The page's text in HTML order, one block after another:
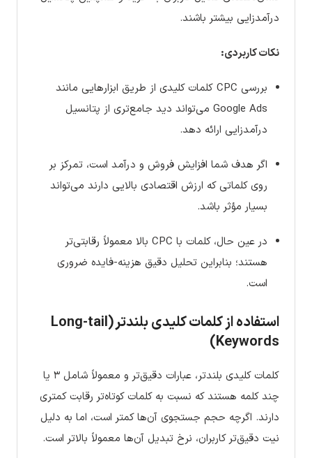
درآمدزایی بیشتر باشند.
نکات کاربردی:
بررسی CPC کلمات کلیدی از طریق ابزارهایی مانند
Google Ads می‌تواند دید جامع‌تری از پتانسیل
درآمدزایی ارائه دهد.
اگر هدف شما افزایش فروش و درآمد است، تمرکز بر
روی کلماتی که ارزش اقتصادی بالایی دارند می‌تواند
بسیار مؤثر باشد.
در عین حال، کلمات با CPC بالا معمولاً رقابتی‌تر
هستند؛ بنابراین تحلیل دقیق هزینه-فایده ضروری
است.
استفاده از کلمات کلیدی بلندتر (Long-tail
Keywords)
کلمات کلیدی بلندتر، عبارات دقیق‌تر و معمولاً شامل ۳ یا
چند کلمه هستند که نسبت به کلمات کوتاه‌تر رقابت کمتری
دارند. اگرچه حجم جستجوی آن‌ها کمتر است، اما به دلیل
نیت دقیق‌تر کاربران، نرخ تبدیل آن‌ها معمولاً بالاتر است.